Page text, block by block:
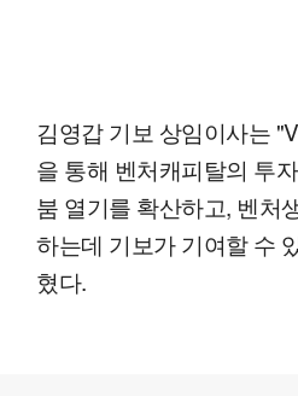
김영갑 기보 상임이사는
을 통해 벤처캐피탈의 투
붐 열기를 확산하고, 벤처
하는데 기보가 기여할 수
혔다.